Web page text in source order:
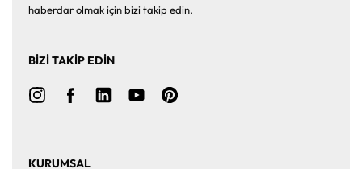
haberdar olmak için bizi takip edin.
BİZİ TAKİP EDİN
KURUMSAL